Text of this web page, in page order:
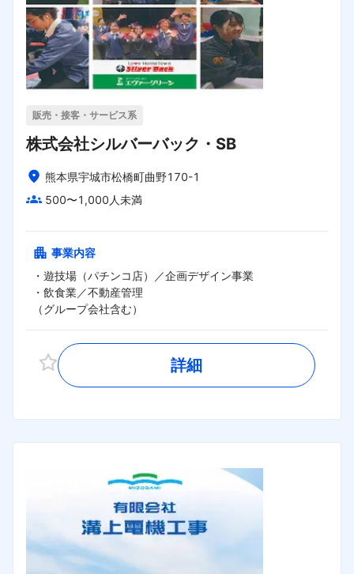
販売・接客・サービス系
株式会社シルバーバック・SB
熊本県宇城市松橋町曲野170-1
500〜1,000人未満
事業内容
・遊技場（パチンコ店）／企画デザイン事業
・飲食業／不動産管理
（グループ会社含む）
詳細